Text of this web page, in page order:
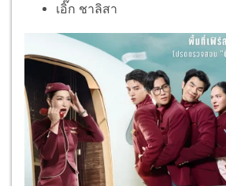
เอิ๊ก ชาลิสา